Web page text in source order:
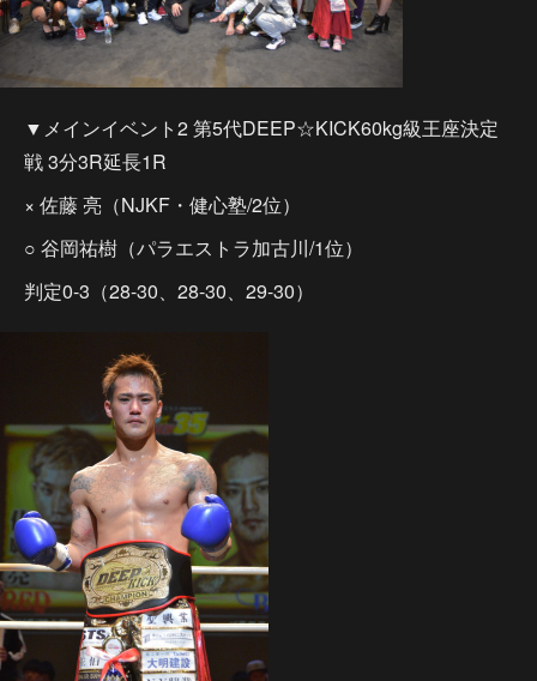
▼メインイベント2 第5代DEEP☆KICK60kg級王座決定
戦 3分3R延長1R
× 佐藤 亮（NJKF・健心塾/2位）
○ 谷岡祐樹（パラエストラ加古川/1位）
判定0-3（28-30、28-30、29-30）